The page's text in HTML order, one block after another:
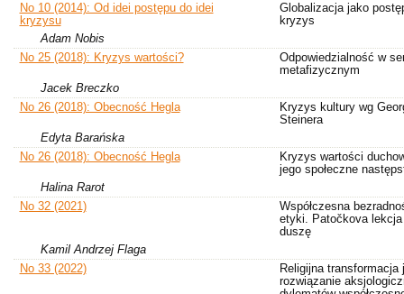
No 10 (2014): Od idei postępu do idei
kryzysu
Globalizacja jako
kryzys
Adam Nobis
No 25 (2018): Kryzys wartości?
Odpowiedzialność w
metafizycznym
Jacek Breczko
No 26 (2018): Obecność Hegla
Kryzys kultury wg
Steinera
Edyta Barańska
No 26 (2018): Obecność Hegla
Kryzys wartości
jego społeczne
Halina Rarot
No 32 (2021)
Współczesna
etyki. Patočkova
duszę
Kamil Andrzej Flaga
No 33 (2022)
Religijna transformacja
rozwiązanie